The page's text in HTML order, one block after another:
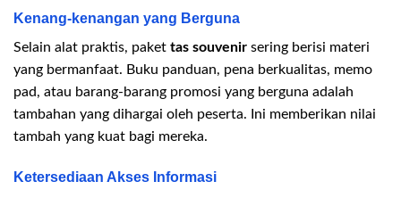
Kenang-kenangan yang Berguna
Selain alat praktis, paket tas souvenir sering berisi materi
yang bermanfaat. Buku panduan, pena berkualitas, memo
pad, atau barang-barang promosi yang berguna adalah
tambahan yang dihargai oleh peserta. Ini memberikan nilai
tambah yang kuat bagi mereka.
Ketersediaan Akses Informasi